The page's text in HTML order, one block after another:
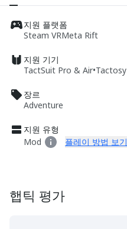
지원 플랫폼
Steam VRMeta Rift
지원 기기
TactSuit Pro & Air•
장르
Adventure
지원 유형
Mod
플레이 방법 보기
햅틱 평가